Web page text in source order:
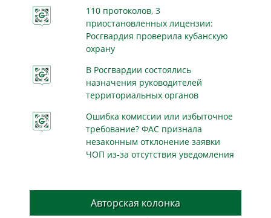
110 протоколов, 3
приостановленных лицензии:
Росгвардия проверила кубанскую
охрану
В Росгвардии состоялись
назначения руководителей
территориальных органов
Ошибка комиссии или избыточное
требование? ФАС признала
незаконным отклонение заявки
ЧОП из-за отсутствия уведомления
Авторская колонка